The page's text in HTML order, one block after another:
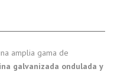
amplia gama de
galvanizada ondulada y